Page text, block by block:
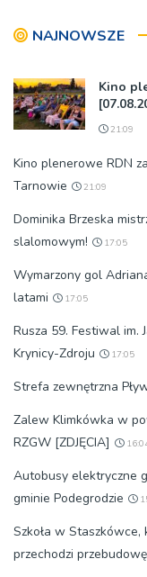
NAJNOWSZE
Kino
21:09
Kino plenerowe RDN
Tarnowie
21:09
Dominika Brzeska
slalomowym!
17:05
Wymarzony gol
latami
17:05
Rusza 59. Festiwal im.
Krynicy-Zdroju
17:05
Strefa zewnętrzna
Zalew Klimkówka w
RZGW [ZDJĘCIA]
Autobusy elektryczne
gminie Podegrodzie
Szkoła w
przechodzi